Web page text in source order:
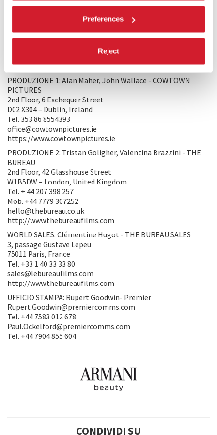
Preferences
Reject
film parla di padri e figli, e di donne che devono affrontare
intergenerazionali e vergogna. Per il protagonista, un
barlume appare alla fine del film, quando trova il coraggio di
affrontare le proprie azioni e il danno che ha causato.
PRODUZIONE/DISTRIBUZIONE
PRODUZIONE 1: Alan Maher, John Wallace - COWTOWN
PICTURES
2nd Floor, 6 Exchequer Street
D02 X304 – Dublin, Ireland
Tel. 353 86 8554393
office@cowtownpictures.ie
https://www.cowtownpictures.ie
PRODUZIONE 2: Tristan Goligher, Valentina Brazzini - THE
BUREAU
2nd Floor, 42 Glasshouse Street
W1B5DW – London, United Kingdom
Tel. + 44 207 398 257
Mob. +44 7779 307252
hello@thebureau.co.uk
http://www.thebureaufilms.com
WORLD SALES: Clémentine Hugot - THE BUREAU SALES
3, passage Gustave Lepeu
75011 Paris, France
Tel. +33 1 40 33 33 80
sales@lebureaufilms.com
http://www.thebureaufilms.com
UFFICIO STAMPA: Rupert Goodwin- Premier
Rupert.Goodwin@premiercomms.com
Tel. +44 7583 012 678
Paul.Ockelford@premiercomms.com
Tel. +44 7904 855 604
CONDIVIDI SU